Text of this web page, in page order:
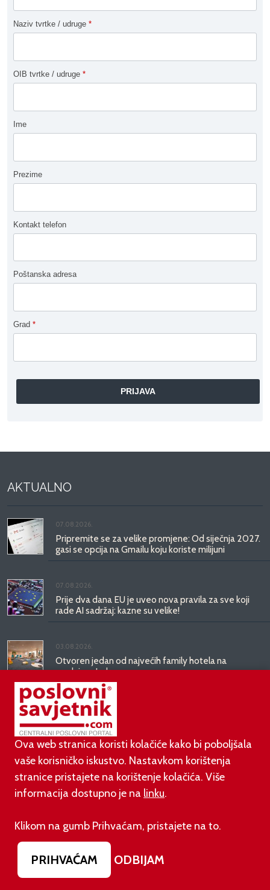
Naziv tvrtke / udruge *
OIB tvrtke / udruge *
Ime
Prezime
Kontakt telefon
Poštanska adresa
Grad *
AKTUALNO
07.08.2026.
Pripremite se za velike promjene: Od siječnja 2027.
gasi se opcija na Gmailu koju koriste milijuni
07.08.2026.
Prije dva dana EU je uveo nova pravila za sve koji
rade AI sadržaj: kazne su velike!
03.08.2026.
Otvoren jedan od najvećih family hotela na
srednjem Jadranu
01.08.2026.
Novi zakon o najmu bolje štiti najmoprimce, ali i
najmodavce
PODUZETNIŠTVO
01.08.2026.
višegodišnje partnerstvo
Ova web stranica koristi kolačiće kako bi poboljšala
vaše korisničko iskustvo. Nastavkom korištenja
stranice pristajete na korištenje kolačića. Više
informacija dostupno je na linku.
Klikom na gumb Prihvaćam, pristajete na to.
PRIHVAĆAM ODBIJAM